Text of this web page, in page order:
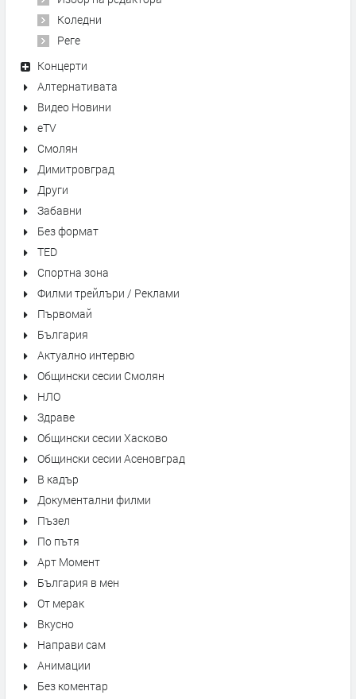
Коледни
Реге
Концерти
Алтернативата
Видео Новини
eTV
Смолян
Димитровград
Други
Забавни
Без формат
TED
Спортна зона
Филми трейлъри / Реклами
Първомай
България
Актуално интервю
Общински сесии Смолян
НЛО
Здраве
Общински сесии Хасково
Общински сесии Асеновград
В кадър
Документални филми
Пъзел
По пътя
Арт Момент
България в мен
От мерак
Вкусно
Направи сам
Анимации
Без коментар